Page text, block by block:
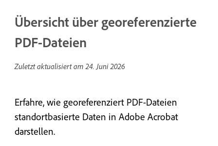
Übersicht über georeferenzierte
PDF-Dateien
Zuletzt aktualisiert am24. Juni 2026
Erfahre, wie georeferenziert PDF-Dateien
standortbasierte Daten in Adobe Acrobat
darstellen.